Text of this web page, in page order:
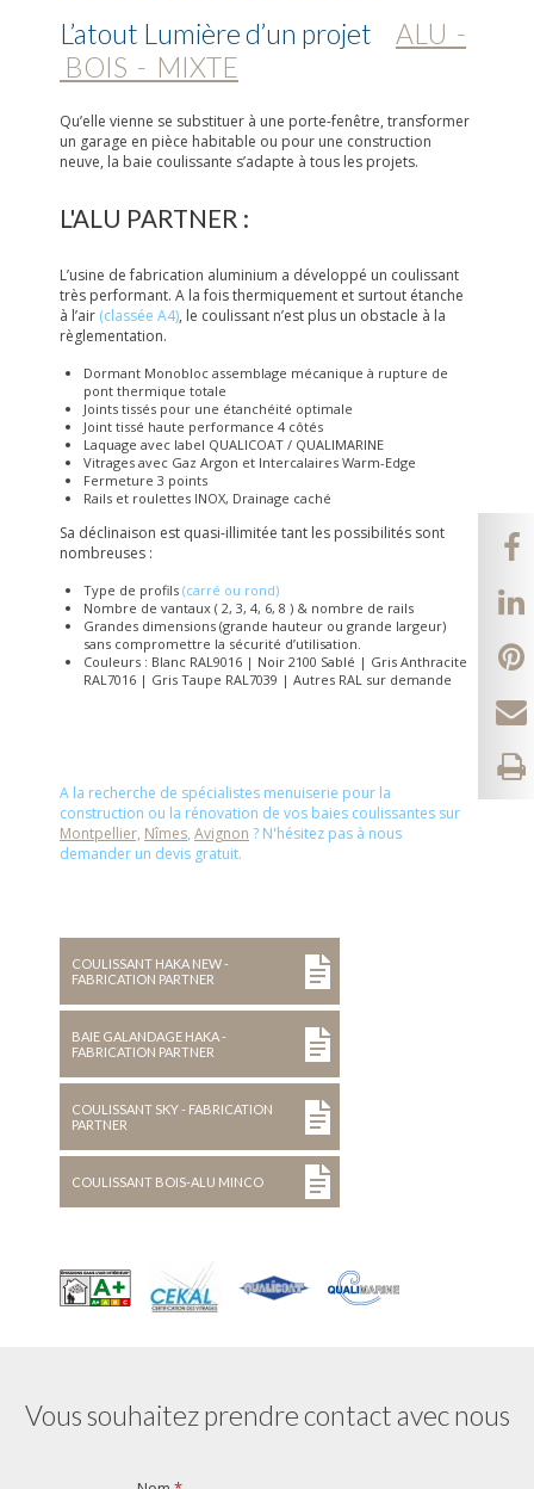
L’atout Lumière d’un projet ALU -
BOIS - MIXTE
Qu’elle vienne se substituer à une porte-fenêtre, transformer
un garage en pièce habitable ou pour une construction
neuve, la baie coulissante s’adapte à tous les projets.
L'ALU PARTNER :
L’usine de fabrication aluminium a développé un coulissant
très performant. A la fois thermiquement et surtout étanche
à l’air (classée A4), le coulissant n’est plus un obstacle à la
règlementation.
Dormant Monobloc assemblage mécanique à rupture de
pont thermique totale
Joints tissés pour une étanchéité optimale
Joint tissé haute performance 4 côtés
Laquage avec label QUALICOAT / QUALIMARINE
Vitrages avec Gaz Argon et Intercalaires Warm-Edge
Fermeture 3 points
Rails et roulettes INOX, Drainage caché
Sa déclinaison est quasi-illimitée tant les possibilités sont
nombreuses :
Type de profils (carré ou rond)
Nombre de vantaux ( 2, 3, 4, 6, 8 ) & nombre de rails
Grandes dimensions (grande hauteur ou grande largeur)
sans compromettre la sécurité d’utilisation.
Couleurs : Blanc RAL9016 | Noir 2100 Sablé | Gris Anthracite
RAL7016 | Gris Taupe RAL7039 | Autres RAL sur demande
A la recherche de spécialistes menuiserie pour la
construction ou la rénovation de vos baies coulissantes sur
Montpellier, Nîmes, Avignon ? N'hésitez pas à nous
demander un devis gratuit.
COULISSANT HAKA NEW -
FABRICATION PARTNER
BAIE GALANDAGE HAKA -
FABRICATION PARTNER
COULISSANT SKY - FABRICATION
PARTNER
COULISSANT BOIS-ALU MINCO
Vous souhaitez prendre contact avec nous